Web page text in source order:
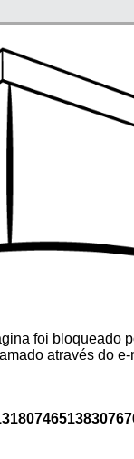
foi bloqueado
através do e-